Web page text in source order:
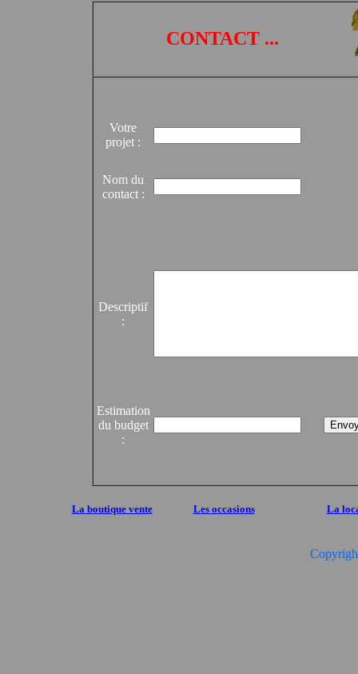
CONTACT ...
Votre
projet :
Nom du
contact :
Descriptif
:
Estimation
du budget
:
La boutique vente Les occasions La